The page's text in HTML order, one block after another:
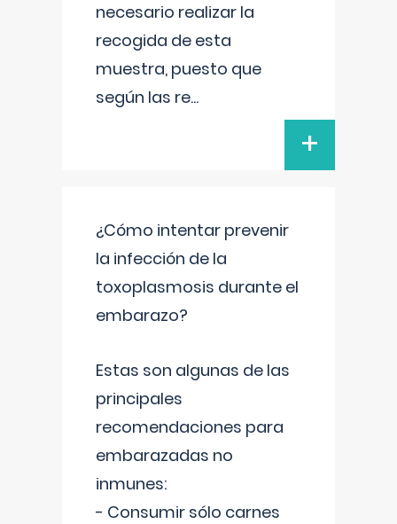
necesario realizar la
recogida de esta
muestra, puesto que
según las re...
+
¿Cómo intentar prevenir
la infección de la
toxoplasmosis durante el
embarazo?
Estas son algunas de las
principales
recomendaciones para
embarazadas no
inmunes:
- Consumir sólo carnes